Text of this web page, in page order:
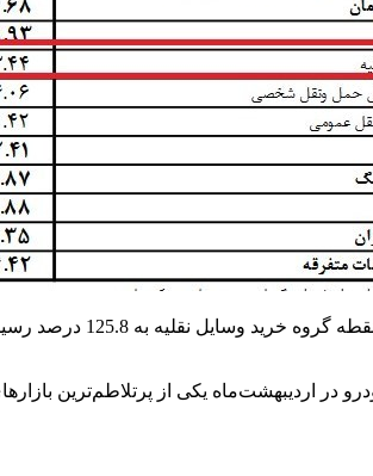
گزارش مرکز آمار
در اردیبهشت‌ماه یکی از پرتلاطم‌ترین